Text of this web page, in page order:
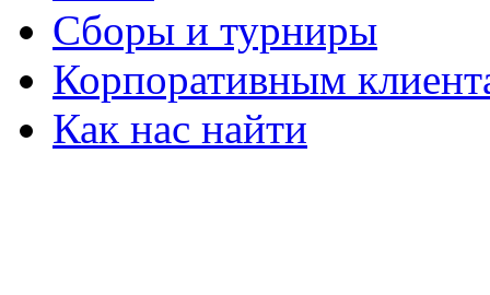
Сборы и турниры
Корпоративным
Как нас найти